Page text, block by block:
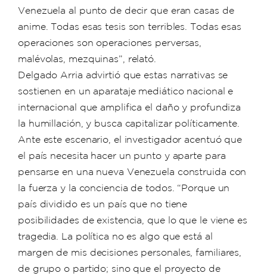
Venezuela al punto de decir que eran casas de
anime. Todas esas tesis son terribles. Todas esas
operaciones son operaciones perversas,
malévolas, mezquinas”, relató.
Delgado Arria advirtió que estas narrativas se
sostienen en un aparataje mediático nacional e
internacional que amplifica el daño y profundiza
la humillación, y busca capitalizar políticamente.
Ante este escenario, el investigador acentuó que
el país necesita hacer un punto y aparte para
pensarse en una nueva Venezuela construida con
la fuerza y la conciencia de todos. “Porque un
país dividido es un país que no tiene
posibilidades de existencia, que lo que le viene es
tragedia. La política no es algo que está al
margen de mis decisiones personales, familiares,
de grupo o partido; sino que el proyecto de